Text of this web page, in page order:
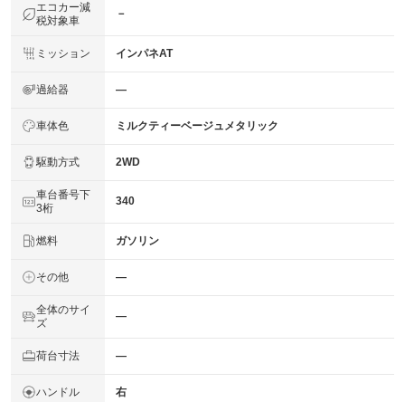
エコカー減
税対象車
－
ミッション インパネAT
過給器 ―
車体色 ミルクティーベージュメタリック
駆動方式 2WD
車台番号下
3桁
340
燃料 ガソリン
その他 ―
全体のサイ
ズ
―
荷台寸法 ―
ハンドル 右